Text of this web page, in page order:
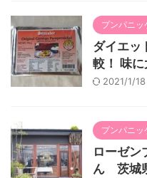
プンパニッ
ダイエッ
較！ 味
2021/1/18
プンパニッ
ローゼン
ん 茨城